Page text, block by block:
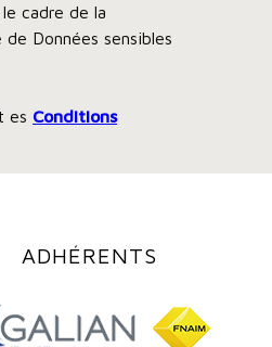
le cadre de la
Données sensibles
es Conditions
ADHÉRENTS